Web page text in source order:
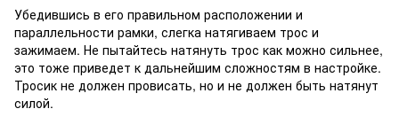
Убедившись в его правильном расположении и
параллельности рамки, слегка натягиваем трос и
зажимаем. Не пытайтесь натянуть трос как можно сильнее,
это тоже приведет к дальнейшим сложностям в настройке.
Тросик не должен провисать, но и не должен быть натянут
силой.